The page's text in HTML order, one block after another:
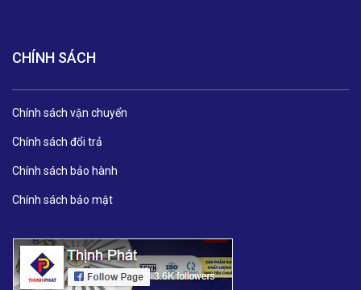
CHÍNH SÁCH
Chính sách vận chuyển
Chính sách đổi trả
Chính sách bảo hành
Chính sách bảo mật